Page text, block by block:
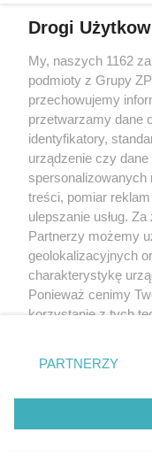
Drogi
My, naszych 1162
podmioty z Grupy
przechowujemy
przetwarzamy dane
identyfikatory,
urządzenie czy
spersonalizowanych
treści, pomiar
ulepszanie usług.
Partnerzy możemy
geolokalizacyjnych
charakterystykę
Ponieważ cenimy
korzystanie z tych
zmienić/wycofać
znajdujący się w
rodzaje
użytkownika, ale
przetwarzaniu.
PARTNERZY